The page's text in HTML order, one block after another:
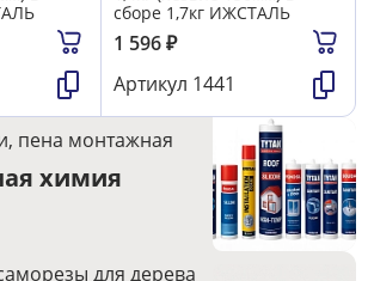
сборе 1,7кг ИЖСТАЛЬ
1 596₽
Артикул 1441
пена монтажная
химия
для дерева